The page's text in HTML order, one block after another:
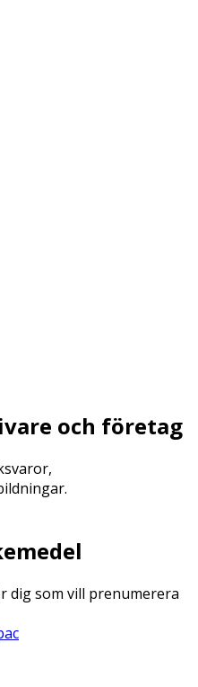
och företag
dig som vill prenumerera